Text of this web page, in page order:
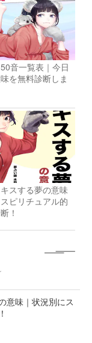
50音一覧表｜今日
を無料診断しま
キスする夢の意味
ピリチュアル的
！
意味｜状況別にス